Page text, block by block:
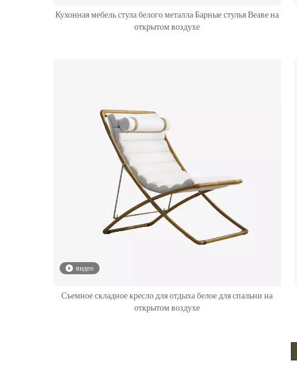
Кухонная мебель стула белого металла Барные стулья Веаве на
открытом воздухе
видео
Съемное складное кресло для отдыха белое для спальни на
открытом воздухе